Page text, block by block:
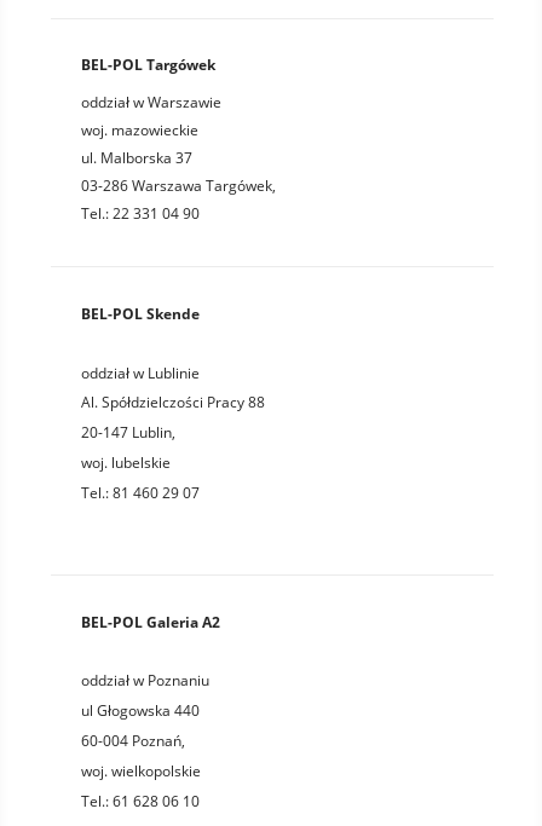
BEL-POL Targówek
oddział w Warszawie
woj. mazowieckie
ul. Malborska 37
03-286 Warszawa Targówek,
Tel.: 22 331 04 90
BEL-POL Skende
oddział w Lublinie
Al. Spółdzielczości Pracy 88
20-147 Lublin,
woj. lubelskie
Tel.:81 460 29 07
BEL-POL Galeria A2
oddział w Poznaniu
ul Głogowska 440
60-004 Poznań,
woj.wielkopolskie
Tel.:61 628 06 10